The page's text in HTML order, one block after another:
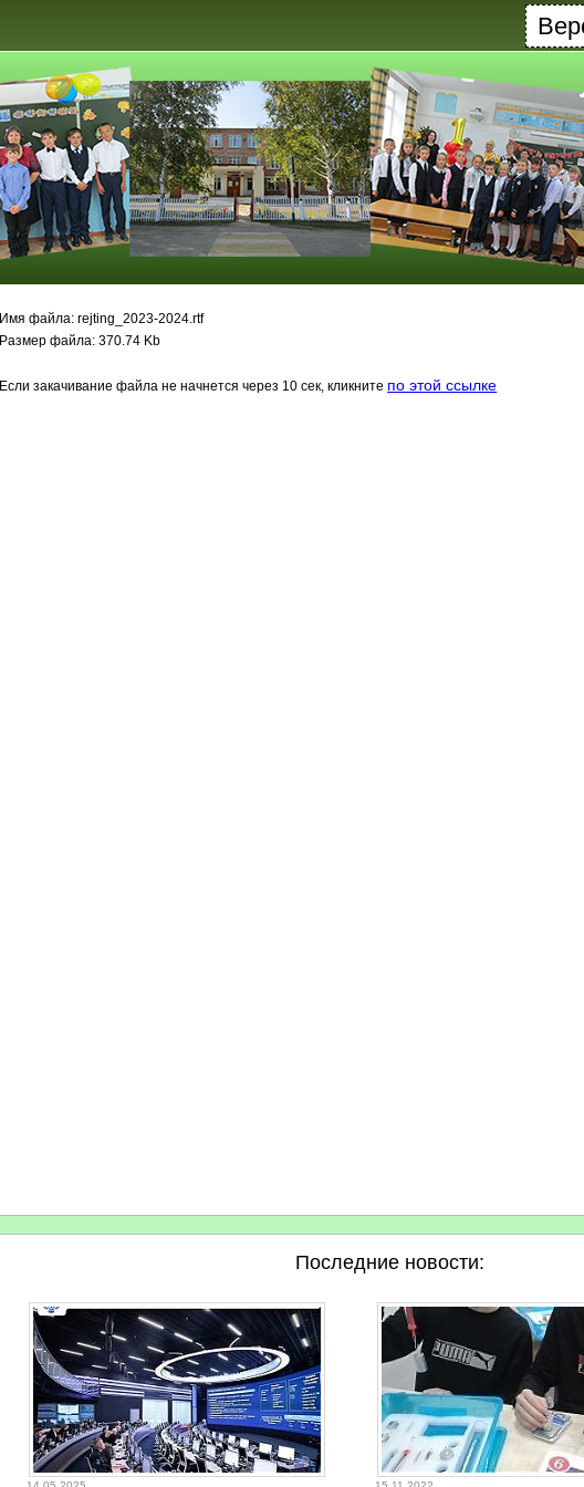
Имя файла: rejting_2023-2024.rtf
Размер файла: 370.74 Kb
Если закачивание файла не начнется через 10 сек, кликните по этой ссылке
Последние новости: